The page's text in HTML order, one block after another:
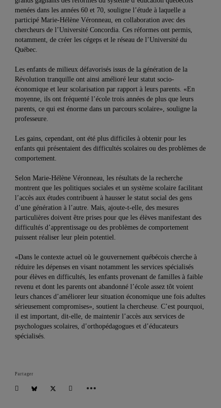
menées dans les années 60 et 70, souligne l’étude à laquelle a
participé Marie-Hélène Véronneau, en collaboration avec des
chercheurs de l’Université Concordia. Ces réformes ont permis,
notamment, de créer les cégeps et le réseau de l’Université du
Québec.
Les enfants de milieux défavorisés issus de la génération de la
Révolution tranquille ont ainsi amélioré leur statut socio-
économique et leur scolarisation par rapport à leurs parents. «En
moyenne, ils ont fréquenté l’école trois années de plus que leurs
parents, ce qui est énorme dans un parcours scolaire», souligne la
professeure.
Les gains, cependant, ont été plus difficiles à obtenir pour les
enfants qui présentaient des difficultés scolaires ou des problèmes de
comportement.
Selon Marie-Hélène Véronneau, les résultats de la recherche
montrent que les politiques sociales et un système scolaire facilitant
l’accès aux études contribuent à hausser le statut social des gens
d’une génération à l’autre. Mais, ajoute-t-elle, des mesures
particulières doivent être prises pour que les élèves manifestant des
difficultés d’apprentissage ou des problèmes de comportement
puissent réaliser leur plein potentiel.
«Dans le contexte actuel où le gouvernement québécois cherche à
réduire les dépenses en visant notamment les services spécialisés
pour élèves en difficultés, les enfants provenant de familles à faible
revenu et dont les parents ont abandonné l’école assez tôt voient
leurs chances d’améliorer leur situation économique une fois adultes
sérieusement compromises», soutient la chercheuse. C’est pourquoi,
il est important, dit-elle, de maintenir l’accès aux services de
psychologues scolaires, d’orthopédagogues et d’éducateurs
spécialisés.
Partager